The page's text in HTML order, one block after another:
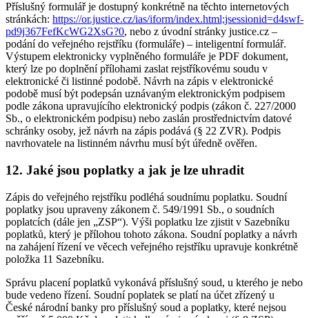
Příslušný formulář je dostupný konkrétně na těchto internetových
stránkách: https://or.justice.cz/ias/iform/index.html;jsessionid=d4swf-
pd9j367FefKcWG2XsG?0, nebo z úvodní stránky justice.cz –
podání do veřejného rejstříku (formuláře) – inteligentní formulář.
Výstupem elektronicky vyplněného formuláře je PDF dokument,
který lze po doplnění přílohami zaslat rejstříkovému soudu v
elektronické či listinné podobě. Návrh na zápis v elektronické
podobě musí být podepsán uznávaným elektronickým podpisem
podle zákona upravujícího elektronický podpis (zákon č. 227/2000
Sb., o elektronickém podpisu) nebo zaslán prostřednictvím datové
schránky osoby, jež návrh na zápis podává (§ 22 ZVR). Podpis
navrhovatele na listinném návrhu musí být úředně ověřen.
12. Jaké jsou poplatky a jak je lze uhradit
Zápis do veřejného rejstříku podléhá soudnímu poplatku. Soudní
poplatky jsou upraveny zákonem č. 549/1991 Sb., o soudních
poplatcích (dále jen „ZSP“). Výši poplatku lze zjistit v Sazebníku
poplatků, který je přílohou tohoto zákona. Soudní poplatky a návrh
na zahájení řízení ve věcech veřejného rejstříku upravuje konkrétně
položka 11 Sazebníku.
Správu placení poplatků vykonává příslušný soud, u kterého je nebo
bude vedeno řízení. Soudní poplatek se platí na účet zřízený u
České národní banky pro příslušný soud a poplatky, které nejsou